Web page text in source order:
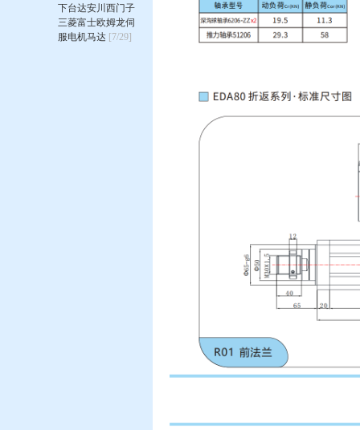
下台达安川西门子
三菱富士欧姆龙伺
服电机马达 [7/29]